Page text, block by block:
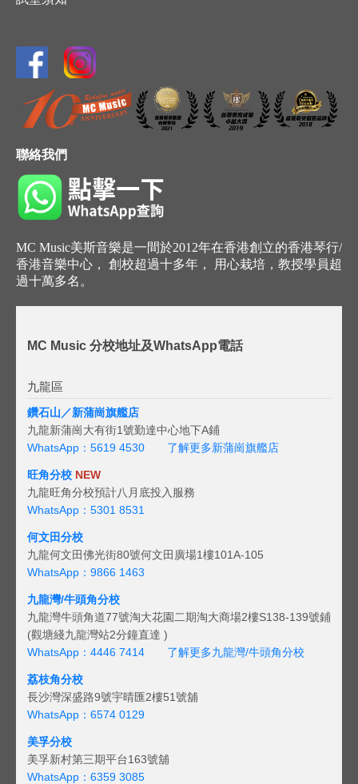
聯絡我們
MC Music美斯音樂是一間於2012年在香港創立的香港琴行/
香港音樂中心， 創校超過十多年， 用心栽培，教授學員超
過十萬多名。
MC Music 分校地址及WhatsApp電話
九龍區
鑽石山／新蒲崗旗艦店
九龍新蒲崗大有街1號勤達中心地下A鋪
WhatsApp：5619 4530
了解更多新蒲崗旗艦店
旺角分校 NEW
九龍旺角分校預計八月底投入服務
WhatsApp：5301 8531
何文田分校
九龍何文田佛光街80號何文田廣場1樓101A-105
WhatsApp：9866 1463
九龍灣/牛頭角分校
九龍灣牛頭角道77號淘大花園二期淘大商場2樓S138-139號鋪
(觀塘綫九龍灣站2分鐘直達 )
WhatsApp：4446 7414
了解更多九龍灣/牛頭角分校
荔枝角分校
長沙灣深盛路9號宇晴匯2樓51號舖
WhatsApp：6574 0129
美孚分校
美孚新村第三期平台163號舖
WhatsApp：6359 3085